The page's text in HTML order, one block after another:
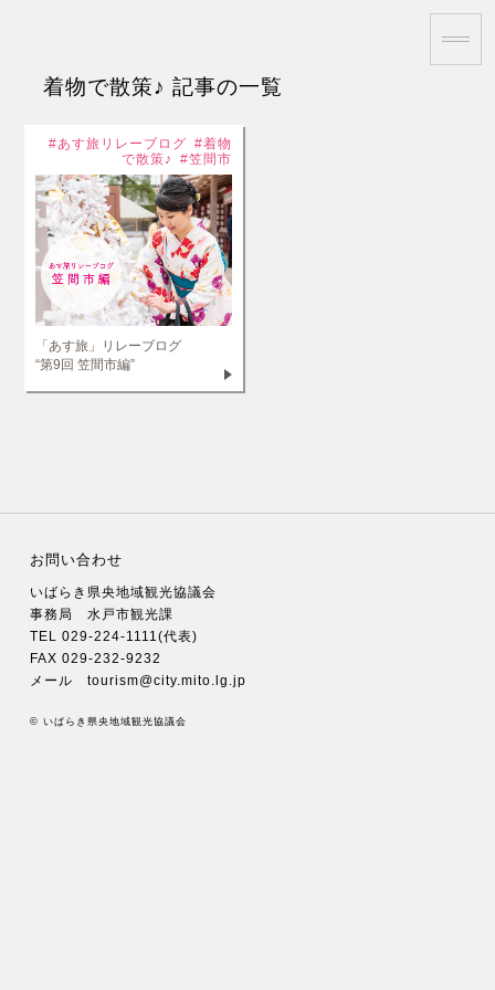
着物で散策♪ 記事の一覧
あす旅リレーブログ
着物
で散策♪
笠間市
「あす旅」リレーブログ
“第9回 笠間市編”
お問い合わせ
いばらき県央地域観光協議会
事務局 水戸市観光課
TEL 029-224-1111(代表)
FAX 029-232-9232
メール tourism@city.mito.lg.jp
© いばらき県央地域観光協議会